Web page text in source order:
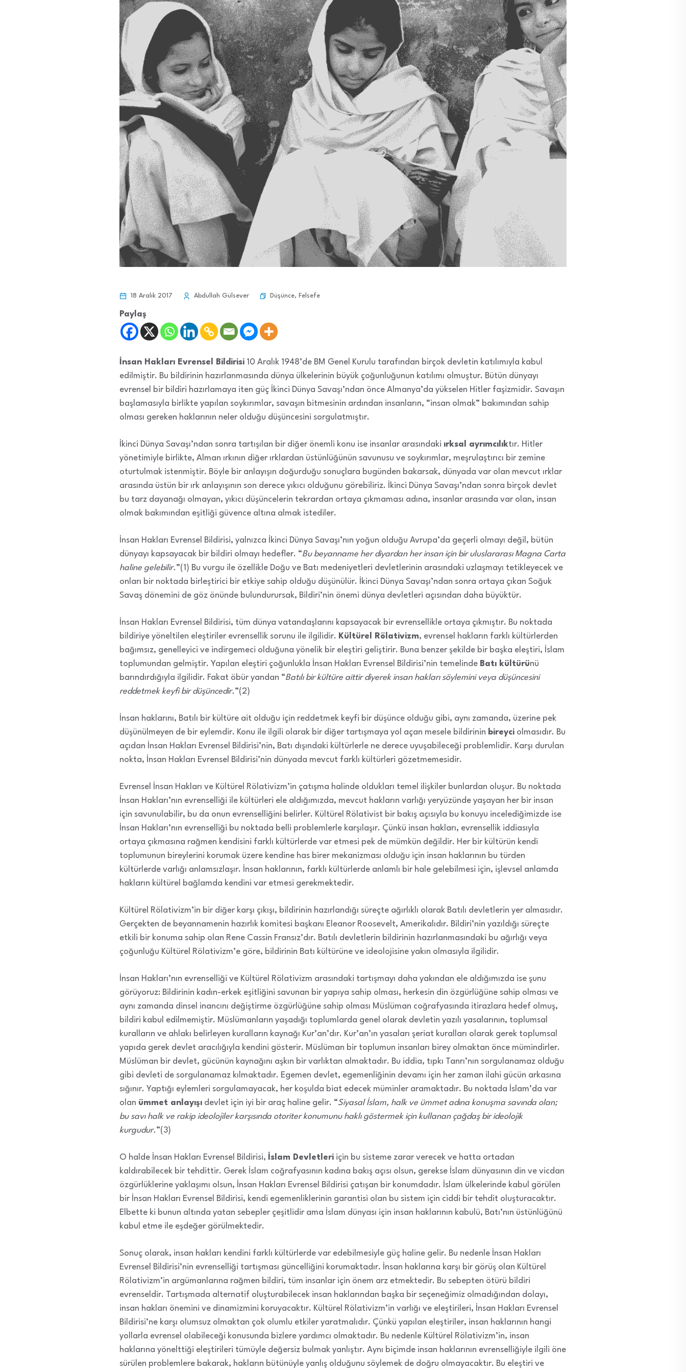
18 Aralık 2017 Abdullah Gülsever Düşünce, Felsefe
Paylaş
İnsan Hakları Evrensel Bildirisi 10 Aralık 1948’de BM Genel Kurulu tarafından birçok devletin katılımıyla kabul
edilmiştir. Bu bildirinin hazırlanmasında dünya ülkelerinin büyük çoğunluğunun katılımı olmuştur. Bütün dünyayı
evrensel bir bildiri hazırlamaya iten güç İkinci Dünya Savaşı’ndan önce Almanya’da yükselen Hitler faşizmidir. Savaşın
başlamasıyla birlikte yapılan soykırımlar, savaşın bitmesinin ardından insanların, “insan olmak” bakımından sahip
olması gereken haklarının neler olduğu düşüncesini sorgulatmıştır.
İkinci Dünya Savaşı’ndan sonra tartışılan bir diğer önemli konu ise insanlar arasındaki ırksal ayrımcılıktır. Hitler
yönetimiyle birlikte, Alman ırkının diğer ırklardan üstünlüğünün savunusu ve soykırımlar, meşrulaştırıcı bir zemine
oturtulmak istenmiştir. Böyle bir anlayışın doğurduğu sonuçlara bugünden bakarsak, dünyada var olan mevcut ırklar
arasında üstün bir ırk anlayışının son derece yıkıcı olduğunu görebiliriz. İkinci Dünya Savaşı’ndan sonra birçok devlet
bu tarz dayanağı olmayan, yıkıcı düşüncelerin tekrardan ortaya çıkmaması adına, insanlar arasında var olan, insan
olmak bakımından eşitliği güvence altına almak istediler.
İnsan Hakları Evrensel Bildirisi, yalnızca İkinci Dünya Savaşı’nın yoğun olduğu Avrupa’da geçerli olmayı değil, bütün
dünyayı kapsayacak bir bildiri olmayı hedefler. “Bu beyanname her diyardan her insan için bir uluslararası Magna Carta
haline gelebilir.”(1) Bu vurgu ile özellikle Doğu ve Batı medeniyetleri devletlerinin arasındaki uzlaşmayı tetikleyecek ve
onları bir noktada birleştirici bir etkiye sahip olduğu düşünülür. İkinci Dünya Savaşı’ndan sonra ortaya çıkan Soğuk
Savaş dönemini de göz önünde bulundurursak, Bildiri’nin önemi dünya devletleri açısından daha büyüktür.
İnsan Hakları Evrensel Bildirisi, tüm dünya vatandaşlarını kapsayacak bir evrensellikle ortaya çıkmıştır. Bu noktada
bildiriye yöneltilen eleştiriler evrensellik sorunu ile ilgilidir. Kültürel Rölativizm, evrensel hakların farklı kültürlerden
bağımsız, genelleyici ve indirgemeci olduğuna yönelik bir eleştiri geliştirir. Buna benzer şekilde bir başka eleştiri, İslam
toplumundan gelmiştir. Yapılan eleştiri çoğunlukla İnsan Hakları Evrensel Bildirisi’nin temelinde Batı kültürünü
barındırdığıyla ilgilidir. Fakat öbür yandan “Batılı bir kültüre aittir diyerek insan hakları söylemini veya düşüncesini
reddetmek keyfi bir düşüncedir.”(2)
İnsan haklarını, Batılı bir kültüre ait olduğu için reddetmek keyfi bir düşünce olduğu gibi, aynı zamanda, üzerine pek
düşünülmeyen de bir eylemdir. Konu ile ilgili olarak bir diğer tartışmaya yol açan mesele bildirinin bireyci olmasıdır. Bu
açıdan İnsan Hakları Evrensel Bildirisi’nin, Batı dışındaki kültürlerle ne derece uyuşabileceği problemlidir. Karşı durulan
nokta, İnsan Hakları Evrensel Bildirisi’nin dünyada mevcut farklı kültürleri gözetmemesidir.
Evrensel İnsan Hakları ve Kültürel Rölativizm’in çatışma halinde oldukları temel ilişkiler bunlardan oluşur. Bu noktada
İnsan Hakları’nın evrenselliği ile kültürleri ele aldığımızda, mevcut hakların varlığı yeryüzünde yaşayan her bir insan
için savunulabilir, bu da onun evrenselliğini belirler. Kültürel Rölativist bir bakış açısıyla bu konuyu incelediğimizde ise
İnsan Hakları’nın evrenselliği bu noktada belli problemlerle karşılaşır. Çünkü insan hakları, evrensellik iddiasıyla
ortaya çıkmasına rağmen kendisini farklı kültürlerde var etmesi pek de mümkün değildir. Her bir kültürün kendi
toplumunun bireylerini korumak üzere kendine has birer mekanizması olduğu için insan haklarının bu türden
kültürlerde varlığı anlamsızlaşır. İnsan haklarının, farklı kültürlerde anlamlı bir hale gelebilmesi için, işlevsel anlamda
hakların kültürel bağlamda kendini var etmesi gerekmektedir.
Kültürel Rölativizm’in bir diğer karşı çıkışı, bildirinin hazırlandığı süreçte ağırlıklı olarak Batılı devletlerin yer almasıdır.
Gerçekten de beyannamenin hazırlık komitesi başkanı Eleanor Roosevelt, Amerikalıdır. Bildiri’nin yazıldığı süreçte
etkili bir konuma sahip olan Rene Cassin Fransız’dır. Batılı devletlerin bildirinin hazırlanmasındaki bu ağırlığı veya
çoğunluğu Kültürel Rölativizm’e göre, bildirinin Batı kültürüne ve ideolojisine yakın olmasıyla ilgilidir.
İnsan Hakları’nın evrenselliği ve Kültürel Rölativizm arasındaki tartışmayı daha yakından ele aldığımızda ise şunu
görüyoruz: Bildirinin kadın-erkek eşitliğini savunan bir yapıya sahip olması, herkesin din özgürlüğüne sahip olması ve
aynı zamanda dinsel inancını değiştirme özgürlüğüne sahip olması Müslüman coğrafyasında itirazlara hedef olmuş,
bildiri kabul edilmemiştir. Müslümanların yaşadığı toplumlarda genel olarak devletin yazılı yasalarının, toplumsal
kuralların ve ahlakı belirleyen kuralların kaynağı Kur’an’dır. Kur’an’ın yasaları şeriat kuralları olarak gerek toplumsal
yapıda gerek devlet aracılığıyla kendini gösterir. Müslüman bir toplumun insanları birey olmaktan önce mümindirler.
Müslüman bir devlet, gücünün kaynağını aşkın bir varlıktan almaktadır. Bu iddia, tıpkı Tanrı’nın sorgulanamaz olduğu
gibi devleti de sorgulanamaz kılmaktadır. Egemen devlet, egemenliğinin devamı için her zaman ilahi gücün arkasına
sığınır. Yaptığı eylemleri sorgulamayacak, her koşulda biat edecek müminler aramaktadır. Bu noktada İslam’da var
olan ümmet anlayışı devlet için iyi bir araç haline gelir. “Siyasal İslam, halk ve ümmet adına konuşma savında olan;
bu savı halk ve rakip ideolojiler karşısında otoriter konumunu haklı göstermek için kullanan çağdaş bir ideolojik
kurgudur.”(3)
O halde İnsan Hakları Evrensel Bildirisi, İslam Devletleri için bu sisteme zarar verecek ve hatta ortadan
kaldırabilecek bir tehdittir. Gerek İslam coğrafyasının kadına bakış açısı olsun, gerekse İslam dünyasının din ve vicdan
özgürlüklerine yaklaşımı olsun, İnsan Hakları Evrensel Bildirisi çatışan bir konumdadır. İslam ülkelerinde kabul görülen
bir İnsan Hakları Evrensel Bildirisi, kendi egemenliklerinin garantisi olan bu sistem için ciddi bir tehdit oluşturacaktır.
Elbette ki bunun altında yatan sebepler çeşitlidir ama İslam dünyası için insan haklarının kabulü, Batı’nın üstünlüğünü
kabul etme ile eşdeğer görülmektedir.
Sonuç olarak, insan hakları kendini farklı kültürlerde var edebilmesiyle güç haline gelir. Bu nedenle İnsan Hakları
Evrensel Bildirisi’nin evrenselliği tartışması güncelliğini korumaktadır. İnsan haklarına karşı bir görüş olan Kültürel
Rölativizm’in argümanlarına rağmen bildiri, tüm insanlar için önem arz etmektedir. Bu sebepten ötürü bildiri
evrenseldir. Tartışmada alternatif oluşturabilecek insan haklarından başka bir seçeneğimiz olmadığından dolayı,
insan hakları önemini ve dinamizmini koruyacaktır. Kültürel Rölativizm’in varlığı ve eleştirileri, İnsan Hakları Evrensel
Bildirisi’ne karşı olumsuz olmaktan çok olumlu etkiler yaratmalıdır. Çünkü yapılan eleştiriler, insan haklarının hangi
yollarla evrensel olabileceği konusunda bizlere yardımcı olmaktadır. Bu nedenle Kültürel Rölativizm’in, insan
haklarına yönelttiği eleştirileri tümüyle değersiz bulmak yanlıştır. Aynı biçimde insan haklarının evrenselliğiyle ilgili öne
sürülen problemlere bakarak, hakların bütünüyle yanlış olduğunu söylemek de doğru olmayacaktır. Bu eleştiri ve